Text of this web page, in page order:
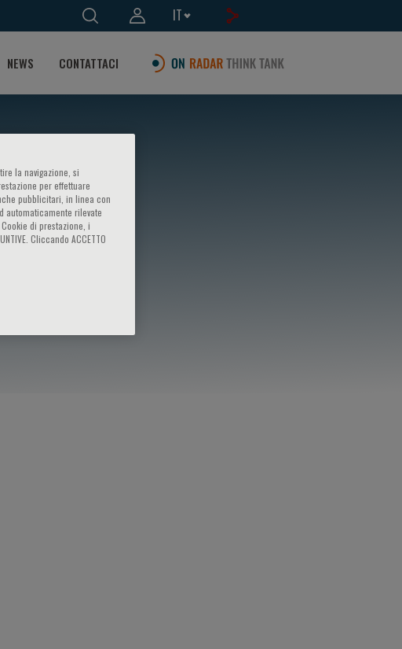
IT
NEWS CONTATTACI
la navigazione, si
per effettuare
pubblicitari, in linea con
automaticamente rilevate
di prestazione, i
Cliccando ACCETTO